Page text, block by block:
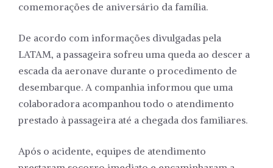
comemorações de aniversário da família.
De acordo com informações divulgadas pela
LATAM, a passageira sofreu uma queda ao descer a
escada da aeronave durante o procedimento de
desembarque. A companhia informou que uma
colaboradora acompanhou todo o atendimento
prestado à passageira até a chegada dos familiares.
Após o acidente, equipes de atendimento